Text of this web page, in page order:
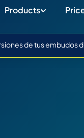
Products
de tus embudos